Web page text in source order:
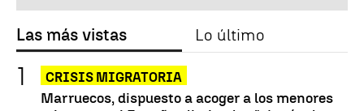
Las más vistas Lo último
CRISIS MIGRATORIA
Marruecos, dispuesto a acoger a los menores